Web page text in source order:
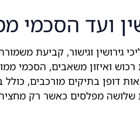
ועד הסכמי
וגישור, קביעת משמורת
רכוש ואיזון משאבים, הסכמי
דופן בתיקים מורכבים,
שלושה מפלסים כאשר רק